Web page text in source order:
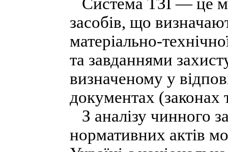
засобів, що
матеріально-
та завданнями
визначеному у
документах (законах
З аналізу чинного
нормативних актів